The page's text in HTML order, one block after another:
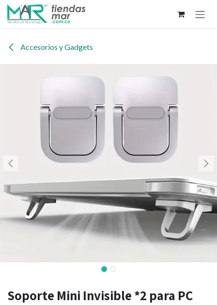
Ir al contenido
Accesorios y Gadgets
Soporte Mini Invisible *2 para PC